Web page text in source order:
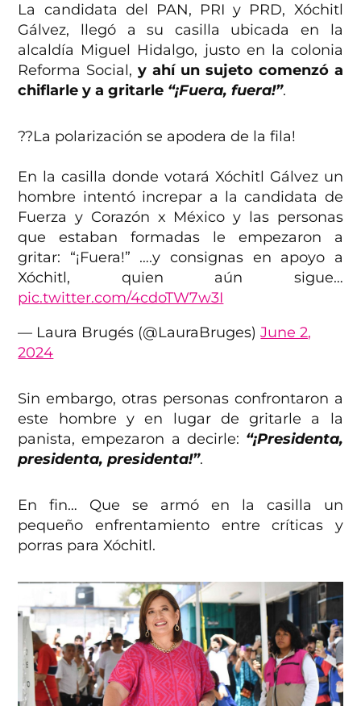
La candidata del PAN, PRI y PRD, Xóchitl
Gálvez, llegó a su casilla ubicada en la
alcaldía Miguel Hidalgo, justo en la colonia
Reforma Social, y ahí un sujeto comenzó a
chiflarle y a gritarle “¡Fuera, fuera!”.
??️La polarización se apodera de la fila!
En la casilla donde votará Xóchitl Gálvez un
hombre intentó increpar a la candidata de
Fuerza y Corazón x México y las personas
que estaban formadas le empezaron a
gritar: “¡Fuera!” ….y consignas en apoyo a
Xóchitl, quien aún sigue…
pic.twitter.com/4cdoTW7w3I
— Laura Brugés (@LauraBruges)June 2,
2024
Sin embargo, otras personas confrontaron a
este hombre y en lugar de gritarle a la
panista, empezaron a decirle: “¡Presidenta,
presidenta, presidenta!”.
En fin… Que se armó en la casilla un
pequeño enfrentamiento entre críticas y
porras para Xóchitl.